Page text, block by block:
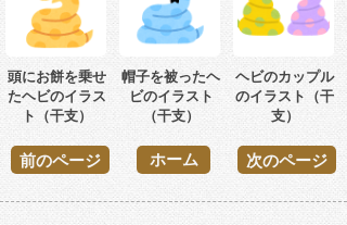
頭にお餅を乗せ
たヘビのイラス
ト（干支）
帽子を被ったヘ
ビのイラスト
（干支）
ヘビのカップル
のイラスト（干
支）
前のページ 次のページ
ホーム